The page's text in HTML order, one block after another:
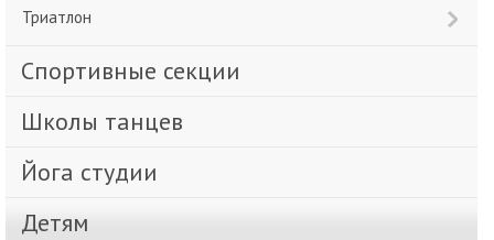
Триатлон
Спортивные секции
Школы танцев
Йога студии
Детям